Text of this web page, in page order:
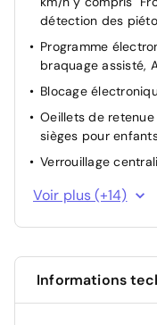
détection des
Programme
braquage assisté,
Blocage
Oeillets de
sièges pour
Verrouillage
Système de
fonction freinage
distance ACC
Système de
Projecteurs
Voir plus (+14)
Informations